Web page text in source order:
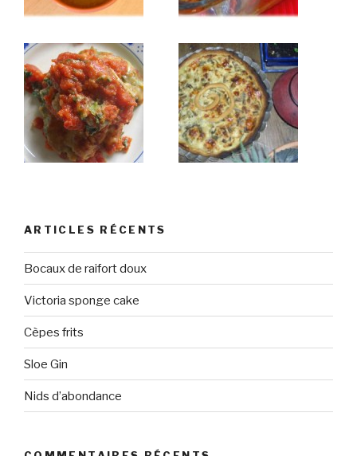
ARTICLES RÉCENTS
Bocaux de raifort doux
Victoria sponge cake
Cèpes frits
Sloe Gin
Nids d’abondance